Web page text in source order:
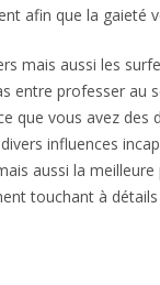
afin que la gaieté
mais aussi les
entre professer
que vous avez
influences
aussi la
touchant à